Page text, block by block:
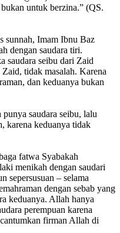
untuk berzina.” (QS.
sunnah, Imam Ibnu Baz
dengan saudara tiri.
saudara seibu dari Zaid
tidak masalah. Karena
dan keduanya bukan
saudara seibu, lalu
karena keduanya tidak
fatwa Syabakah
menikah dengan saudari
sepersusuan – selama
dengan sebab yang
keduanya. Allah hanya
perempuan karena
firman Allah di